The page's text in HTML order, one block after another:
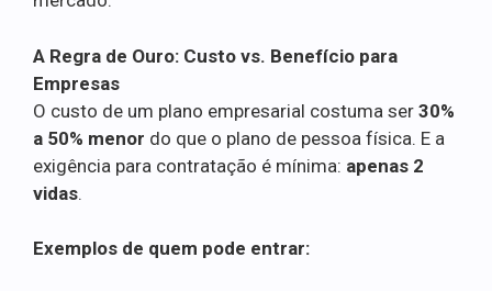
A Regra de Ouro: Custo vs. Benefício para
Empresas
O custo de um plano empresarial costuma ser 30%
a 50% menor do que o plano de pessoa física. E a
exigência para contratação é mínima: apenas 2
vidas.
Exemplos de quem pode entrar: